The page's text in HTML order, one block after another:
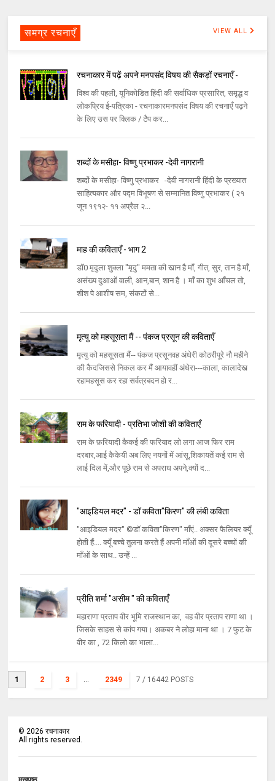
समग्र रचनाएँ VIEW ALL
रचनाकार में पढ़ें अपने मनपसंद विषय की सैकड़ों रचनाएँ -
विश्व की पहली, यूनिकोडित हिंदी की सर्वाधिक प्रसारित, समृद्ध व
लोकप्रिय ई-पत्रिका - रचनाकारमनपसंद विषय की रचनाएँ पढ़ने
के लिए उस पर क्लिक / टैप कर...
शब्दों के मसीहा- विष्णु प्रभाकर -देवी नागरानी
शब्दों के मसीहा- विष्णु प्रभाकर -देवी नागरानी हिंदी के प्रख्यात
साहित्यकार और पद्म विभूषण से सम्मानित विष्णु प्रभाकर ( २१
जून १९१२- ११ अप्रैल २...
माह की कविताएँ - भाग 2
डॉ0 मृदुला शुक्ला "मृदु" ममता की खान है माँ, गीत, सुर, तान है माँ,
असंख्य दुआओं वाली, आन,बान, शान है । माँ का शुभ आँचल तो,
शीश पे आशीष सम, संकटों से...
मृत्यु को महसूसता मैं -- पंकज प्रसून की कविताएँ
मृत्यु को महसूसता मैं-- पंकज प्रसूनवह अंधेरी कोठरीपूरे नौ महीने
की कैदजिससे निकल कर मैं आयावहीं अंधेरा---काला, कालादेख
रहामहसूस कर रहा सर्वत्रबदन हो र...
राम के फरियादी - प्रतिभा जोशी की कविताएँ
राम के फ़रियादी कैकई की फरियाद लो लगा आज फिर राम
दरबार,आई कैकेयी अब लिए नयनों में आंसू,शिकायतें कई राम से
लाई दिल में,और पूछे राम से अपराध अपने,क्यों द...
"आइडियल मदर" - डॉ कविता"किरण" की लंबी कविता
"आइडियल मदर" ©डॉ कविता"किरण" माँएं.. अक्सर फैलियर क्यूँ
होती हैं.... क्यूँ बच्चे तुलना करते हैं अपनी माँओं की दूसरे बच्चों की
माँओं के साथ.. उन्हें ...
प्रीति शर्मा "असीम " की कविताएँ
महाराणा प्रताप वीर भूमि राजस्थान का, वह वीर प्रताप राणा था ।
जिसके साहस से कांप गया। अकबर ने लोहा माना था । 7 फुट के
वीर का , 72 किलो का भाला...
1 2 3 ... 2349 7 / 16442 POSTS
©2026 रचनाकार
All rights reserved.